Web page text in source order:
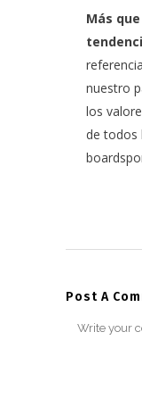
Más
nuestro
los
de todos
Post A